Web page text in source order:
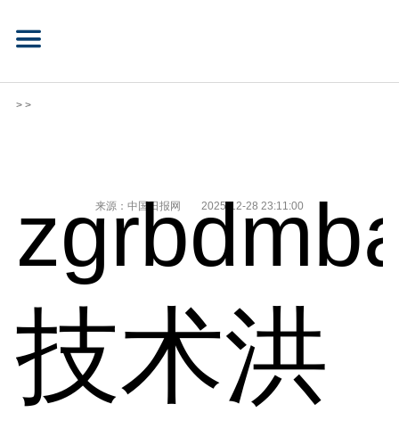
> >
来源：中国日报网 2025-12-28 23:11:00
技术洪